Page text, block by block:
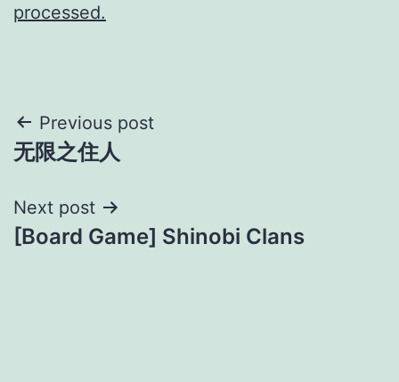
processed.
Post
navigation
Previous post
无限之住人
Next post
[Board Game] Shinobi Clans